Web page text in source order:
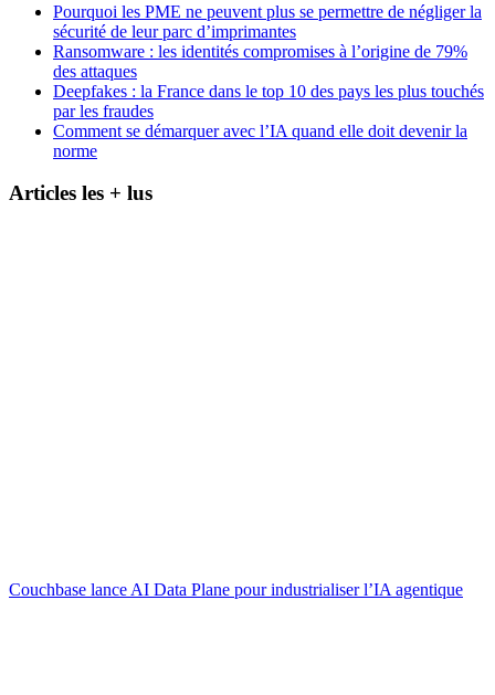
Pourquoi les PME ne peuvent plus se permettre de négliger la
sécurité de leur parc d’imprimantes
Ransomware : les identités compromises à l’origine de 79%
des attaques
Deepfakes : la France dans le top 10 des pays les plus touchés
par les fraudes
Comment se démarquer avec l’IA quand elle doit devenir la
norme
Articles les + lus
Couchbase lance AI Data Plane pour industrialiser l’IA agentique